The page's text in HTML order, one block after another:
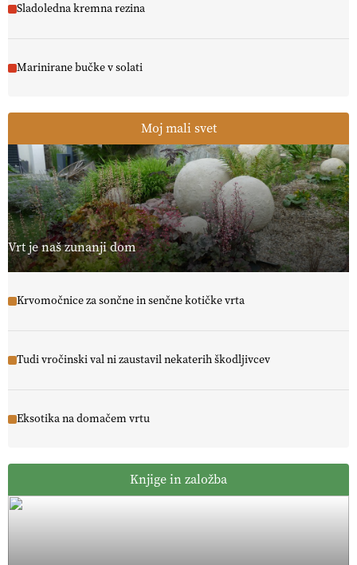
Sladoledna kremna rezina
Marinirane bučke v solati
Moj mali svet
Vrt je naš zunanji dom
Krvomočnice za sončne in senčne kotičke vrta
Tudi vročinski val ni zaustavil nekaterih škodljivcev
Eksotika na domačem vrtu
Knjige in založba